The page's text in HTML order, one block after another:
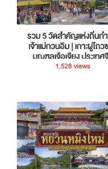
รวม 5 วัดสำคัญแห่งถิ่นกำ
เจ้าแม่กวนอิม | เกาะผู่โถว
มณฑลเจ้อเจียง ประเทศ
1,528 views